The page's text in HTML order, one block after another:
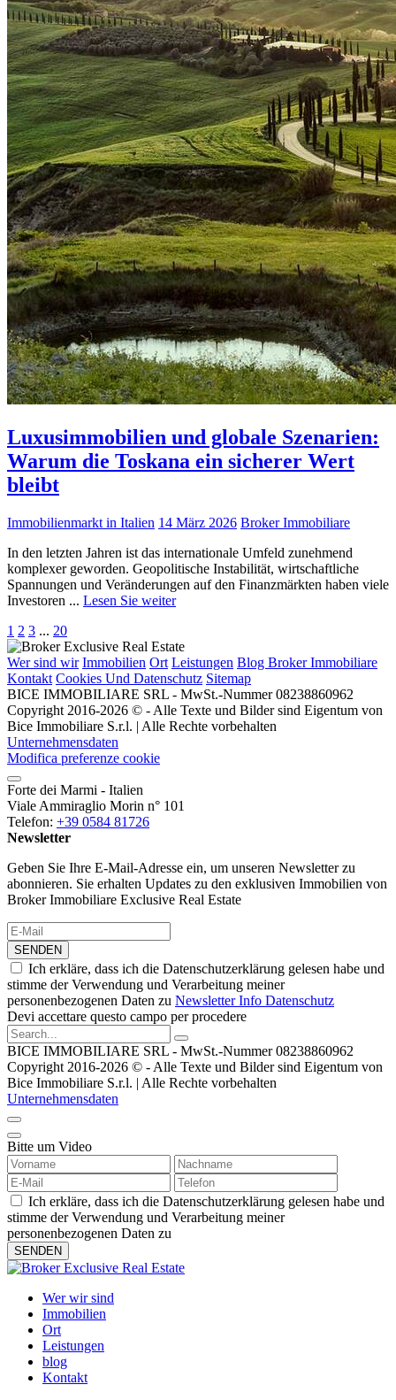
Luxusimmobilien und globale Szenarien:
Warum die Toskana ein sicherer Wert
bleibt
Immobilienmarkt in Italien 14 März 2026 Broker Immobiliare
In den letzten Jahren ist das internationale Umfeld zunehmend
komplexer geworden. Geopolitische Instabilität, wirtschaftliche
Spannungen und Veränderungen auf den Finanzmärkten haben viele
Investoren ... Lesen Sie weiter
1 2 3 ... 20
Wer sind wir Immobilien Ort Leistungen Blog Broker Immobiliare
Kontakt Cookies Und Datenschutz Sitemap
BICE IMMOBILIARE SRL - MwSt.-Nummer 08238860962
Copyright 2016-2026 © - Alle Texte und Bilder sind Eigentum von
Bice Immobiliare S.r.l. | Alle Rechte vorbehalten
Unternehmensdaten
Modifica preferenze cookie
Forte dei Marmi - Italien
Viale Ammiraglio Morin n° 101
Telefon: +39 0584 81726
Newsletter
Geben Sie Ihre E-Mail-Adresse ein, um unseren Newsletter zu
abonnieren. Sie erhalten Updates zu den exklusiven Immobilien von
Broker Immobiliare Exclusive Real Estate
SENDEN
Ich erkläre, dass ich die Datenschutzerklärung gelesen habe und
stimme der Verwendung und Verarbeitung meiner
personenbezogenen Daten zu Newsletter Info Datenschutz
Devi accettare questo campo per procedere
BICE IMMOBILIARE SRL - MwSt.-Nummer 08238860962
Copyright 2016-2026 © - Alle Texte und Bilder sind Eigentum von
Bice Immobiliare S.r.l. | Alle Rechte vorbehalten
Unternehmensdaten
Bitte um Video
Ich erkläre, dass ich die Datenschutzerklärung gelesen habe und
stimme der Verwendung und Verarbeitung meiner
personenbezogenen Daten zu
Wer wir sind
Immobilien
Ort
Leistungen
blog
Kontakt